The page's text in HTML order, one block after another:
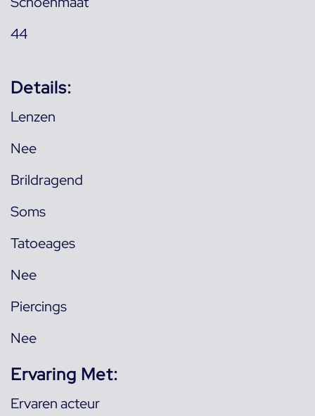
44
Details:
Lenzen
Nee
Brildragend
Soms
Tatoeages
Nee
Piercings
Nee
Ervaring Met:
Ervaren acteur